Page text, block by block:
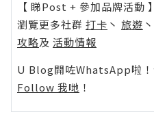
【 睇Post + 參加品牌活動 】
瀏覽更多社群 打卡 丶 旅遊 丶
攻略及 活動情報
U Blog開咗WhatsApp啦！
Follow 我哋 ！